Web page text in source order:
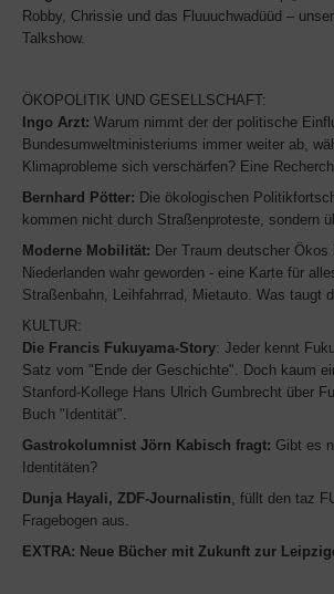
Robby, Chrissie und das Fluuuchwadüüd –
Talkshow.
ÖKOPOLITIK UND GESELLSCHAFT:
Ingo Arzt: Warum nimmt der der politische
Bundesumweltministeriums immer weiter ab,
Klimaprobleme sich verschärfen? Eine
Bernhard Pötter: Die ökologischen
kommen nicht durch Straßenproteste, sondern
Moderne Mobilität: Der Traum deutscher Ökos
Niederlanden wahr geworden - eine Karte für
Straßenbahn, Leihfahrrad, Mietauto. Was taugt
KULTUR:
Die Francis Fukuyama-Story: Jeder kennt
Satz vom "Ende der Geschichte". Doch kaum
Stanford-Kollege Hans Ulrich Gumbrecht über
Buch "Identität".
Gastrokolumnist Jörn Kabisch fragt: Gibt es
Identitäten?
Dunja Hayali, ZDF-Journalistin, füllt den taz
Fragebogen aus.
EXTRA: Neue Bücher mit Zukunft zur